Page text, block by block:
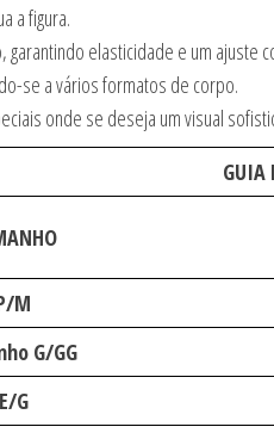
a figura.
garantindo elasticidade e um ajuste
se a vários formatos de corpo.
onde se deseja um visual
GUIA
M
G/GG
E/G